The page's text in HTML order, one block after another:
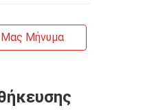
Μας Μήνυμα